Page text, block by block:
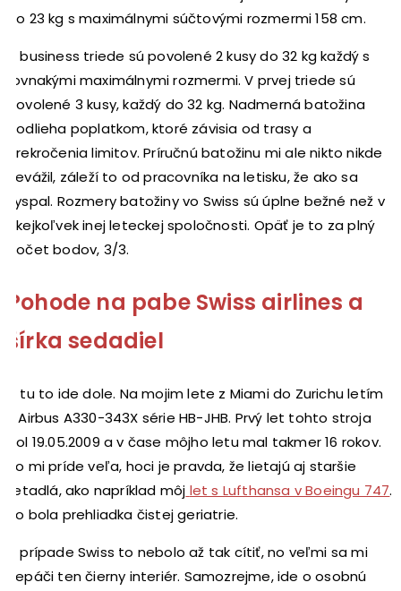
do 23 kg s maximálnymi súčtovými rozmermi 158 cm.
V business triede sú povolené 2 kusy do 32 kg každý s
rovnakými maximálnymi rozmermi. V prvej triede sú
povolené 3 kusy, každý do 32 kg. Nadmerná batožina
podlieha poplatkom, ktoré závisia od trasy a
prekročenia limitov. Príručnú batožinu mi ale nikto nikde
nevážil, záleží to od pracovníka na letisku, že ako sa
vyspal. Rozmery batožiny vo Swiss sú úplne bežné než v
akejkoľvek inej leteckej spoločnosti. Opäť je to za plný
počet bodov, 3/3.
Pohode na pabe Swiss airlines a
šírka sedadiel
A tu to ide dole. Na mojim lete z Miami do Zurichu letím
v Airbus A330-343X série HB-JHB. Prvý let tohto stroja
bol 19.05.2009 a v čase môjho letu mal takmer 16 rokov.
To mi príde veľa, hoci je pravda, že lietajú aj staršie
lietadlá, ako napríklad môj let s Lufthansa v Boeingu 747.
To bola prehliadka čistej geriatrie.
V prípade Swiss to nebolo až tak cítiť, no veľmi sa mi
nepáči ten čierny interiér. Samozrejme, ide o osobnú